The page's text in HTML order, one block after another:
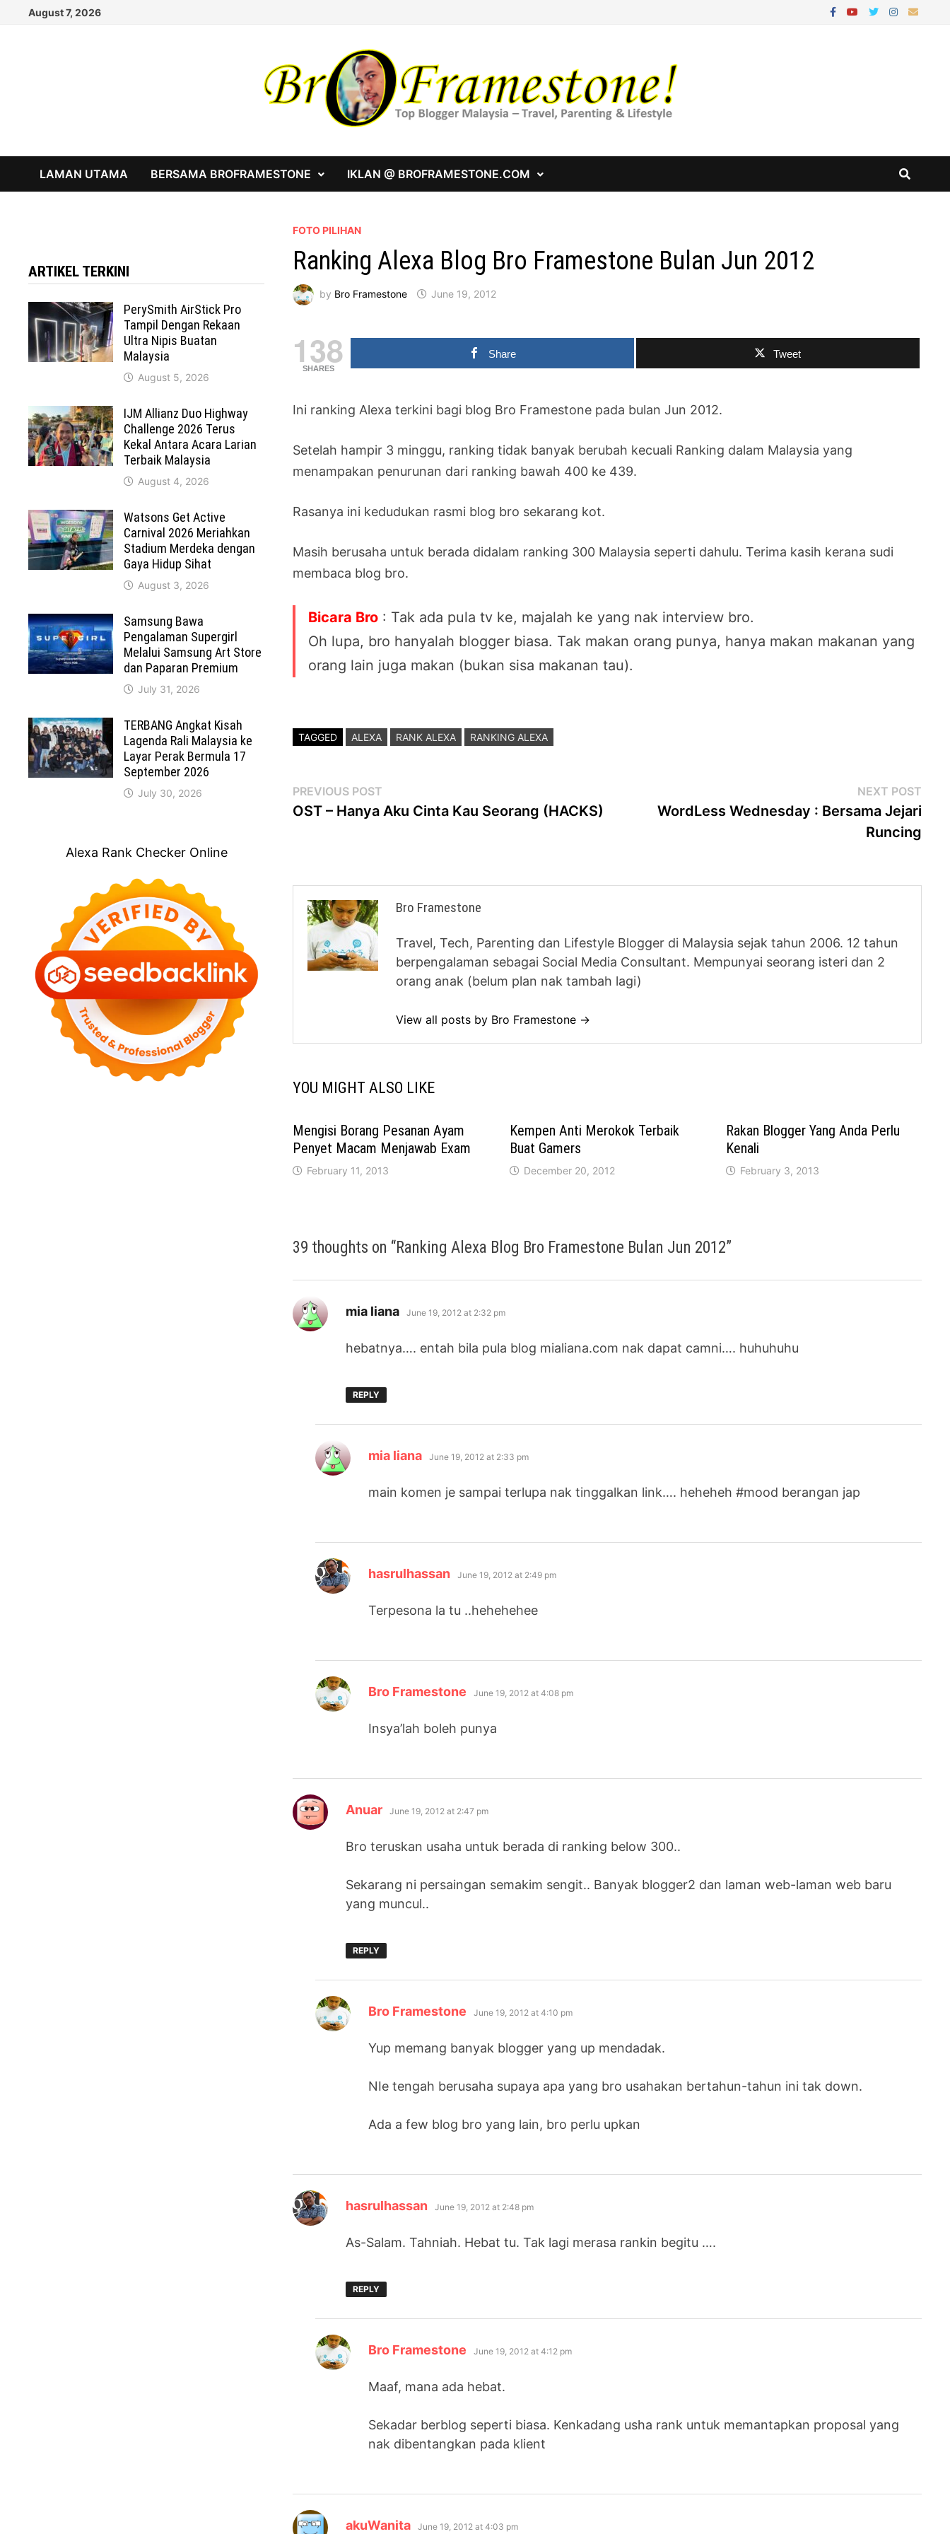
August 7, 2026
LAMAN UTAMA BERSAMA BROFRAMESTONE IKLAN @ BROFRAMESTONE.COM
FOTO PILIHAN
Ranking Alexa Blog Bro Framestone Bulan Jun 2012
by Bro Framestone June 19, 2012
138
SHARES
Share Tweet
Ini ranking Alexa terkini bagi blog Bro Framestone pada bulan Jun 2012.
Setelah hampir 3 minggu, ranking tidak banyak berubah kecuali Ranking dalam Malaysia yang
menampakan penurunan dari ranking bawah 400 ke 439.
Rasanya ini kedudukan rasmi blog bro sekarang kot.
Masih berusaha untuk berada didalam ranking 300 Malaysia seperti dahulu. Terima kasih kerana sudi
membaca blog bro.
Bicara Bro : Tak ada pula tv ke, majalah ke yang nak interview bro.
Oh lupa, bro hanyalah blogger biasa. Tak makan orang punya, hanya makan makanan yang
orang lain juga makan (bukan sisa makanan tau).
TAGGED ALEXA RANK ALEXA RANKING ALEXA
Post
navigation
PREVIOUS POST
post:
OST – Hanya Aku Cinta Kau Seorang (HACKS)
NEXT POSTNext
WordLess Wednesday : Bersama Jejari
Runcing
Bro Framestone
Travel, Tech, Parenting dan Lifestyle Blogger di Malaysia sejak tahun 2006. 12 tahun
berpengalaman sebagai Social Media Consultant. Mempunyai seorang isteri dan 2
orang anak (belum plan nak tambah lagi)
View all posts by Bro Framestone →
YOU MIGHT ALSO LIKE
Mengisi Borang Pesanan Ayam
Penyet Macam Menjawab Exam
February 11, 2013
Kempen Anti Merokok Terbaik
Buat Gamers
December 20, 2012
Rakan Blogger Yang Anda Perlu
Kenali
February 3, 2013
39 thoughts on “Ranking Alexa Blog Bro Framestone Bulan Jun 2012”
mia liana says:
June 19, 2012 at 2:32 pm
hebatnya…. entah bila pula blog mialiana.com nak dapat camni…. huhuhuhu
REPLY
mia liana says:
June 19, 2012 at 2:33 pm
main komen je sampai terlupa nak tinggalkan link…. heheheh #mood berangan jap
hasrulhassan says:
June 19, 2012 at 2:49 pm
Terpesona la tu ..hehehehee
Bro Framestone says:
June 19, 2012 at 4:08 pm
Insya’lah boleh punya
Anuar says:
June 19, 2012 at 2:47 pm
Bro teruskan usaha untuk berada di ranking below 300..
Sekarang ni persaingan semakim sengit.. Banyak blogger2 dan laman web-laman web baru
yang muncul..
REPLY
Bro Framestone says:
June 19, 2012 at 4:10 pm
Yup memang banyak blogger yang up mendadak.
NIe tengah berusaha supaya apa yang bro usahakan bertahun-tahun ini tak down.
Ada a few blog bro yang lain, bro perlu upkan
hasrulhassan says:
June 19, 2012 at 2:48 pm
As-Salam. Tahniah. Hebat tu. Tak lagi merasa rankin begitu ….
REPLY
Bro Framestone says:
June 19, 2012 at 4:12 pm
Maaf, mana ada hebat.
Sekadar berblog seperti biasa. Kenkadang usha rank untuk memantapkan proposal yang
nak dibentangkan pada klient
akuWanita says:
June 19, 2012 at 4:03 pm
ARTIKEL TERKINI
PerySmith AirStick Pro
Tampil Dengan Rekaan
Ultra Nipis Buatan
Malaysia
August 5, 2026
IJM Allianz Duo Highway
Challenge 2026 Terus
Kekal Antara Acara Larian
Terbaik Malaysia
August 4, 2026
Watsons Get Active
Carnival 2026 Meriahkan
Stadium Merdeka dengan
Gaya Hidup Sihat
August 3, 2026
Samsung Bawa
Pengalaman Supergirl
Melalui Samsung Art Store
dan Paparan Premium
July 31, 2026
TERBANG Angkat Kisah
Lagenda Rali Malaysia ke
Layar Perak Bermula 17
September 2026
July 30, 2026
Alexa Rank Checker Online